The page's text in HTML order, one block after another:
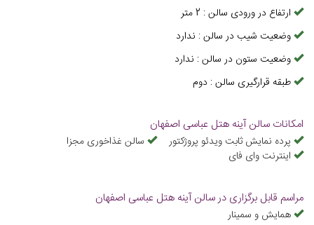
ارتفاع در ورودی سالن:
2متر
وضعیت شیب در سالن: ندارد
وضعیت ستون در سالن: ندارد
طبقه قرارگیری سالن: دوم
امکانات سالن آینه هتل عباسی اصفهان
پرده نمایش ثابت ویدئو پروژکتور
سالن غذاخوری مجزا
اینترنت وای فای
مراسم قابل برگزاری در سالن آینه هتل عباسی اصفهان
همایش و سمینار